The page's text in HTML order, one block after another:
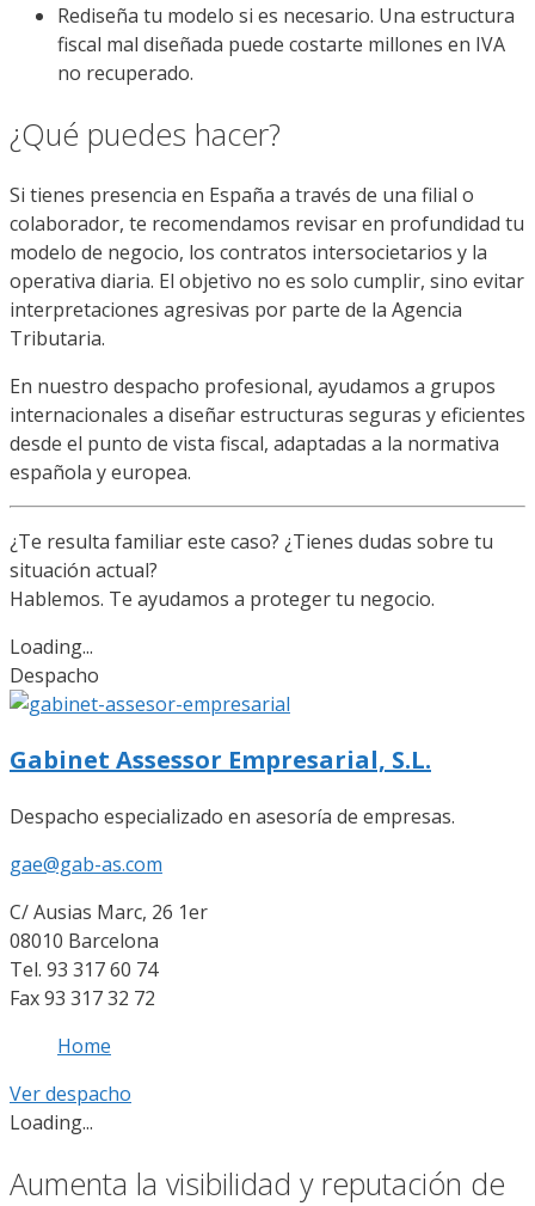
Rediseña tu modelo si es necesario. Una estructura
fiscal mal diseñada puede costarte millones en IVA
no recuperado.
¿Qué puedes hacer?
Si tienes presencia en España a través de una filial o
colaborador, te recomendamos revisar en profundidad tu
modelo de negocio, los contratos intersocietarios y la
operativa diaria. El objetivo no es solo cumplir, sino evitar
interpretaciones agresivas por parte de la Agencia
Tributaria.
En nuestro despacho profesional, ayudamos a grupos
internacionales a diseñar estructuras seguras y eficientes
desde el punto de vista fiscal, adaptadas a la normativa
española y europea.
¿Te resulta familiar este caso? ¿Tienes dudas sobre tu
situación actual?
Hablemos. Te ayudamos a proteger tu negocio.
Loading...
Despacho
Gabinet Assessor Empresarial, S.L.
Despacho especializado en asesoría de empresas.
gae@gab-as.com
C/ Ausias Marc, 26 1er
08010 Barcelona
Tel. 93 317 60 74
Fax 93 317 32 72
Home
Ver despacho
Loading...
Aumenta la visibilidad y reputación de